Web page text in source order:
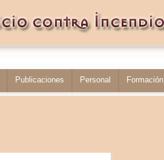
Publicaciones Personal Formación